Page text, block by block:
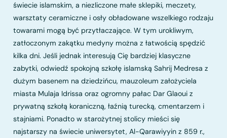
świecie islamskim, a niezliczone małe sklepiki, meczety,
warsztaty ceramiczne i osły obładowane wszelkiego rodzaju
towarami mogą być przytłaczające. W tym urokliwym,
zatłoczonym zakątku medyny można z łatwością spędzić
kilka dni. Jeśli jednak interesują Cię bardziej klasyczne
zabytki, odwiedź spokojną szkołę islamską Sahrij Medresa z
dużym basenem na dziedzińcu, mauzoleum założyciela
miasta Mulaja Idrissa oraz ogromny pałac Dar Glaoui z
prywatną szkołą koraniczną, łaźnią turecką, cmentarzem i
stajniami. Ponadto w starożytnej stolicy mieści się
najstarszy na świecie uniwersytet, Al-Qarawiyyin z 859 r.,